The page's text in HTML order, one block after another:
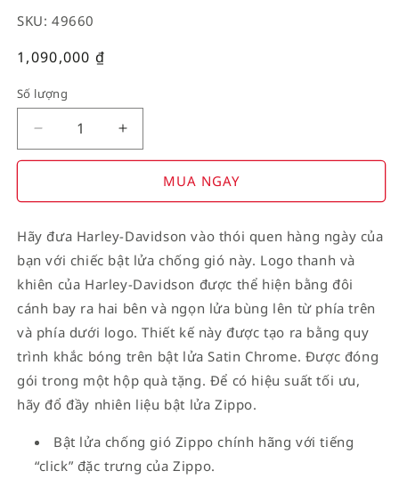
SKU: 49660
Giá
1,090,000₫
Số lượng
Decrease
quantity
American
on
Flag
Increase
quantity
American
on
Flag
MUA NGAY
Hãy đưa Harley-Davidson vào thói quen hàng ngày của
bạn với chiếc bật lửa chống gió này. Logo thanh và
khiên của Harley-Davidson được thể hiện bằng đôi
cánh bay ra hai bên và ngọn lửa bùng lên từ phía trên
và phía dưới logo. Thiết kế này được tạo ra bằng quy
trình khắc bóng trên bật lửa Satin Chrome. Được đóng
gói trong một hộp quà tặng. Để có hiệu suất tối ưu,
hãy đổ đầy nhiên liệu bật lửa Zippo.
Bật lửa chống gió Zippo chính hãng với tiếng
“click” đặc trưng của Zippo.